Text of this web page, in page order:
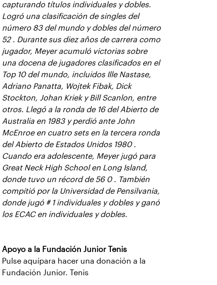
capturando títulos individuales y dobles.
Logró una clasificación de singles del
número 83 del mundo y dobles del número
52 . Durante sus diez años de carrera como
jugador, Meyer acumuló victorias sobre
una docena de jugadores clasificados en el
Top 10 del mundo, incluidos Ille Nastase,
Adriano Panatta, Wojtek Fibak, Dick
Stockton, Johan Kriek y Bill Scanlon, entre
otros. Llegó a la ronda de 16 del Abierto de
Australia en 1983 y perdió ante John
McEnroe en cuatro sets en la tercera ronda
del Abierto de Estados Unidos 1980 .
Cuando era adolescente, Meyer jugó para
Great Neck High School en Long Island,
donde tuvo un récord de 56 0 . También
compitió por la Universidad de Pensilvania,
donde jugó # 1 individuales y dobles y ganó
los ECAC en individuales y dobles.
Apoyo a la Fundación Junior Tenis
Pulse aquípara hacer una donación a la
Fundación Junior. Tenis